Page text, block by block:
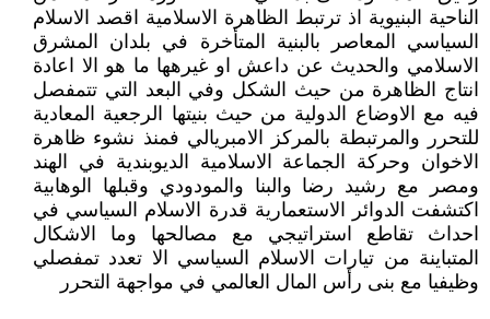
الناحية البنيوية اذ ترتبط الظاهرة الاسلامية اقصد الاسلام
السياسي المعاصر بالبنية المتأخرة في بلدان المشرق
الاسلامي والحديث عن داعش او غيرهها ما هو الا اعادة
انتاج الظاهرة من حيث الشكل وفي البعد التي تتمفصل
فيه مع الاوضاع الدولية من حيث بنيتها الرجعية المعادية
للتحرر والمرتبطة بالمركز الامبريالي فمنذ نشوء ظاهرة
الاخوان وحركة الجماعة الاسلامية الديوبندية في الهند
ومصر مع رشيد رضا والبنا والمودودي وقبلها الوهابية
اكتشفت الدوائر الاستعمارية قدرة الاسلام السياسي في
احداث تقاطع استراتيجي مع مصالحها وما الاشكال
المتباينة من تيارات الاسلام السياسي الا تعدد تمفصلي
وظيفيا مع بنى رأس المال العالمي في مواجهة التحرر